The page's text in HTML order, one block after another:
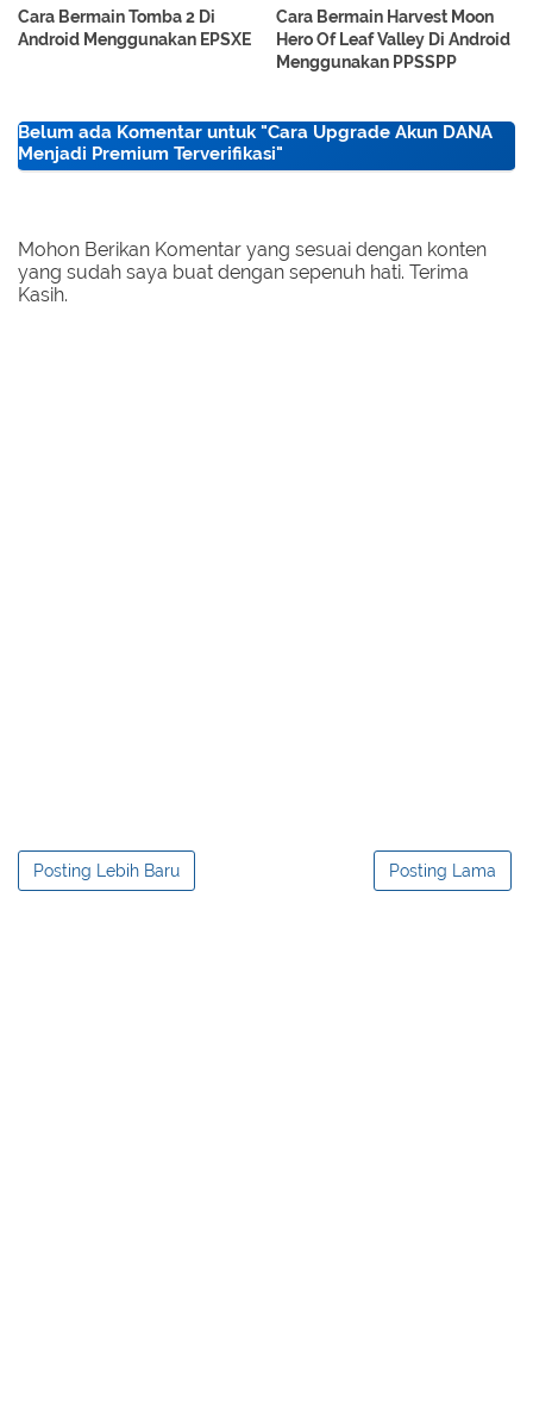
Cara Bermain Tomba 2 Di
Android Menggunakan EPSXE
Cara Bermain Harvest Moon
Hero Of Leaf Valley Di Android
Menggunakan PPSSPP
Belum ada Komentar untuk "Cara Upgrade Akun DANA
Menjadi Premium Terverifikasi"
Mohon Berikan Komentar yang sesuai dengan konten
yang sudah saya buat dengan sepenuh hati. Terima
Kasih.
Posting Lebih Baru Posting Lama